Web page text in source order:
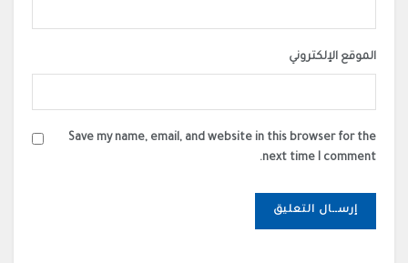
الموقع الإلكتروني
Save my name, email, and website in this browser for the
next time I comment.